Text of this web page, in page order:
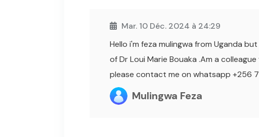
Mar. 10 Déc. 2024 à 24:29
Hello i'm feza mulingwa from Uganda
of Dr Loui Marie Bouaka .Am a
please contact me on whatsapp +256
Mulingwa Feza